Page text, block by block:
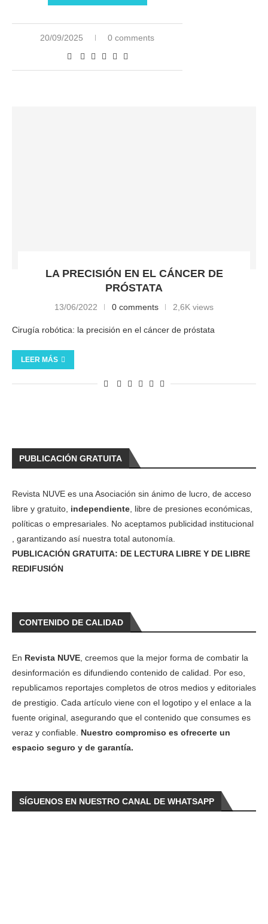
20/09/2025 0 comments
LA PRECISIÓN EN EL CÁNCER DE
PRÓSTATA
13/06/2022 0 comments 2,6K views
Cirugía robótica: la precisión en el cáncer de próstata
LEER MÁS
PUBLICACIÓN GRATUITA
Revista NUVE es una Asociación sin ánimo de lucro, de acceso
libre y gratuito, independiente , libre de presiones económicas,
políticas o empresariales. No aceptamos publicidad institucional
, garantizando así nuestra total autonomía.
PUBLICACIÓN GRATUITA: DE LECTURA LIBRE Y DE LIBRE
REDIFUSIÓN
CONTENIDO DE CALIDAD
En Revista NUVE , creemos que la mejor forma de combatir la
desinformación es difundiendo contenido de calidad. Por eso,
republicamos reportajes completos de otros medios y editoriales
de prestigio. Cada artículo viene con el logotipo y el enlace a la
fuente original, asegurando que el contenido que consumes es
veraz y confiable. Nuestro compromiso es ofrecerte un
espacio seguro y de garantía.
SÍGUENOS EN NUESTRO CANAL DE WHATSAPP